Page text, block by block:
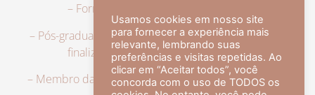
– Formação em Medicina pela UFRJ.
– Pós-graduação em Dermatologia pela UFRJ, tendo
finalizado a especialização em 2007.
– Membro da Sociedade Brasileira de Dermatologia,
Usamos cookies em nosso site
para fornecer a experiência mais
relevante, lembrando suas
preferências e visitas repetidas. Ao
clicar em “Aceitar todos”, você
concorda com o uso de TODOS os